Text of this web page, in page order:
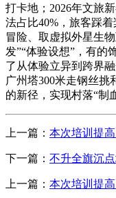
打卡地；2026年文旅
法占比40%，旅客踩
冒险、取虚拟外星生
发”“体验设想”，有的
了从体验立异到跨界
广州塔300米走钢丝挑
的新径，实现村落“制
上一篇： 本次培训提
下一篇： 不升全旗沉
上一篇： 本次培训提